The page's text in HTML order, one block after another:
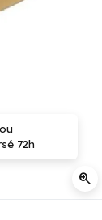
zoom_in
72h